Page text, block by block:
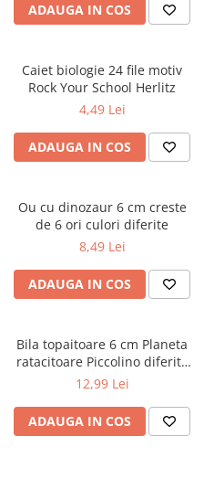
ADAUGA IN COS
Caiet biologie 24 file motiv
Rock Your School Herlitz
4,49 Lei
ADAUGA IN COS
Ou cu dinozaur 6 cm creste
de 6 ori culori diferite
8,49 Lei
ADAUGA IN COS
Bila topaitoare 6 cm Planeta
ratacitoare Piccolino diferite
modele
12,99 Lei
ADAUGA IN COS